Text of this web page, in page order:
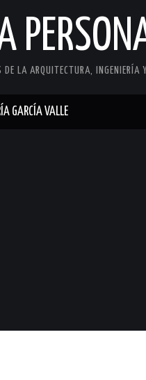
DE LA ARQUITECTURA,
GARCÍA VALLE